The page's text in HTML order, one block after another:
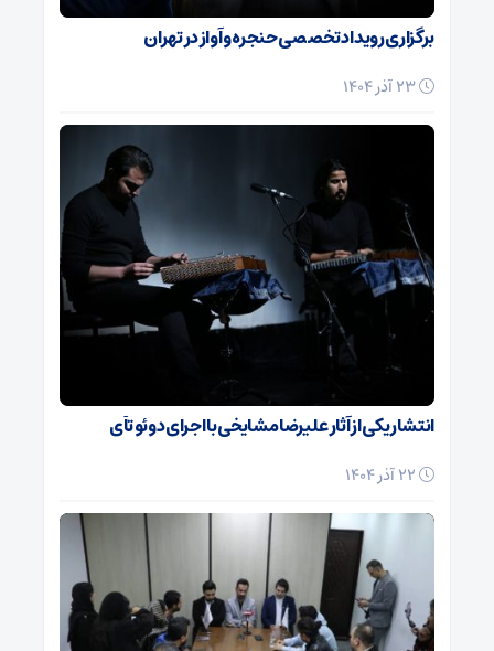
برگزاری رویداد تخصصی حنجره و آواز در تهران
انتشار یکی از آثار علیرضا مشایخی با اجرای دوئو تآی